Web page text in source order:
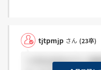
tjtpmjp さん (23卒)
＞V9ZwXWnwさん 就